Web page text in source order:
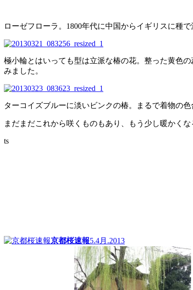
ローゼフローラ。1800年代に中国からイギリスに種
極小輪とはいっても型は立派な椿の花。整った黄色
みました。
ターコイズブルーに淡いビンクの椿。まるで着物の色
まだまだこれから咲くものもあり、もう少し暖かくな
ts
京都桜速報5.4月.2013